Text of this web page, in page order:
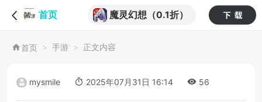
首页 魔灵幻想（0.1折）
首页 手游 正文内容
mysmile 2025年07月31日 16:14 56